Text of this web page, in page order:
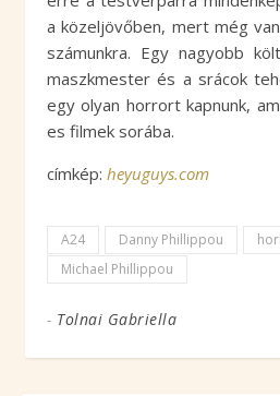
a közeljövőben, mert még
számunkra. Egy nagyobb
maszkmester és a srácok
egy olyan horrort kapnunk,
es filmek sorába.
címkép: heyuguys.com
A24 Danny Phillippou
Michael Phillippou
- Tolnai Gabriella